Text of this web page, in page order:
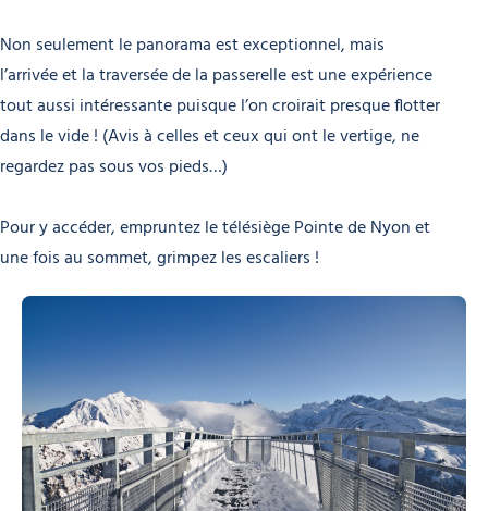
Non seulement le panorama est exceptionnel, mais
l’arrivée et la traversée de la passerelle est une expérience
tout aussi intéressante puisque l’on croirait presque flotter
dans le vide ! (Avis à celles et ceux qui ont le vertige, ne
regardez pas sous vos pieds…)
Pour y accéder, empruntez le télésiège Pointe de Nyon et
une fois au sommet, grimpez les escaliers !